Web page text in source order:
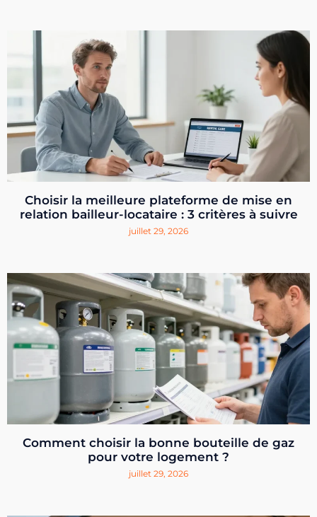
Choisir la meilleure plateforme de mise en
relation bailleur-locataire : 3 critères à suivre
juillet 29, 2026
Comment choisir la bonne bouteille de gaz
pour votre logement ?
juillet 29, 2026